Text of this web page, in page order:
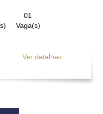
01
Vaga(s)
Ver detalhes